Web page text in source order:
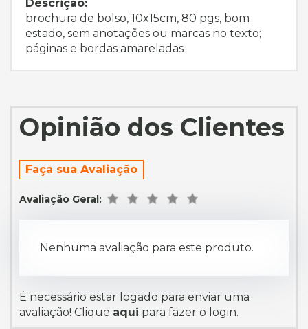
Descrição:
brochura de bolso, 10x15cm, 80 pgs, bom
estado, sem anotações ou marcas no texto;
páginas e bordas amareladas
Opinião dos Clientes
Faça sua Avaliação
Avaliação Geral:
Nenhuma avaliação para este produto.
É necessário estar logado para enviar uma
avaliação! Clique aqui para fazer o login.